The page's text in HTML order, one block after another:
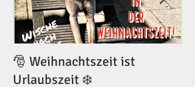
🎅 Weihnachtszeit ist
Urlaubszeit ❄️